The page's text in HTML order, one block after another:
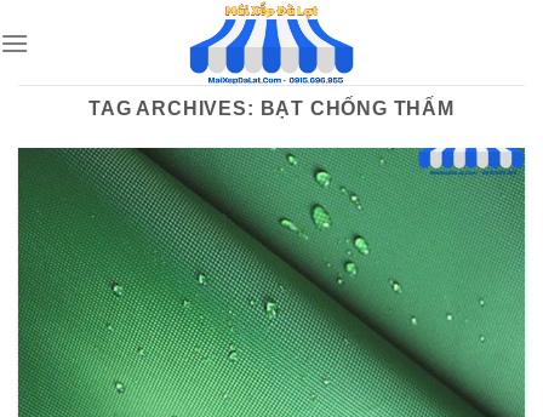
to
TAG ARCHIVES: BẠT CHỐNG THẤM